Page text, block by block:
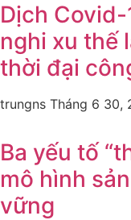
Dịch
nghi xu thế
thời đại
trungns Tháng 6 30,
Ba yếu tố
mô hình
vững